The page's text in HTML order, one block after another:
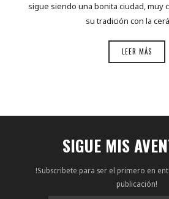
sigue siendo una bonita ciudad, muy
su tradición con la
LEER MÁS
SIGUE MIS
!Subscribete para ser el primero en
publicación!